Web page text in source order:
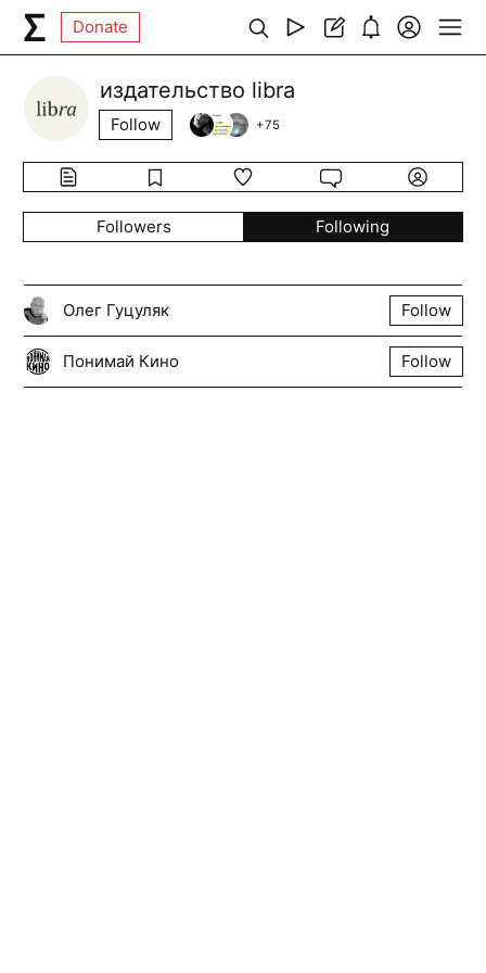
Donate
издательство libra
Follow +75
Followers Following
Олег Гуцуляк Follow
Понимай Кино Follow